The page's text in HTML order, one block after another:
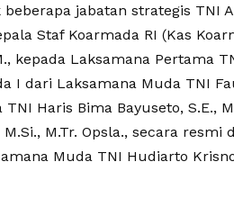
beberapa jabatan strategis TNI
Staf Koarmada RI (Kas
kepada Laksamana Pertama
I dari Laksamana Muda TNI
Haris Bima Bayuseto, S.E.,
M.Tr. Opsla., secara
Muda TNI Hudiarto